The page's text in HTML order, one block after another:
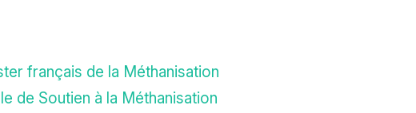
français de la Méthanisation
de Soutien à la Méthanisation